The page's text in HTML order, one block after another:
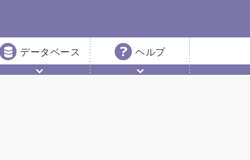
データベース ヘルプ